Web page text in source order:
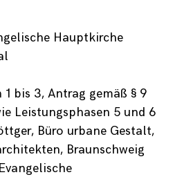
Hauptkirche
1 bis 3, Antrag gemäß § 9
Leistungsphasen 5 und 6
Büro urbane Gestalt,
Braunschweig
Notwendig
Diese